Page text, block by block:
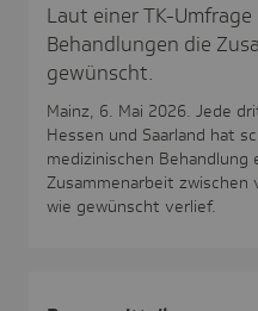
Laut einer TK-
Behandlungen die
gewünscht.
Mainz, 6. Mai 2026. Jede
Hessen und Saarland hat
medizinischen Behandlung
Zusammenarbeit
wie gewünscht verlief.